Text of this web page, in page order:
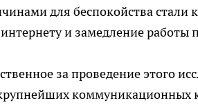
для беспокойства стали
и замедление
за проведение этого
коммуникационных